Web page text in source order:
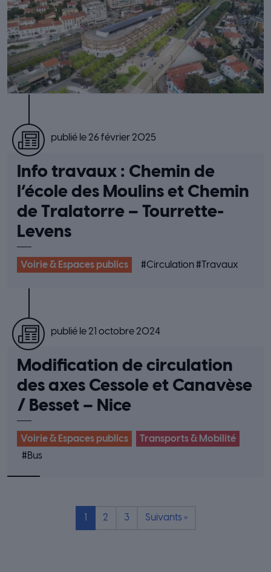
publié le 26 février 2025
Info travaux : Chemin de
l’école des Moulins et Chemin
de Tralatorre – Tourrette-
Levens
Voirie & Espaces publics #Circulation#Travaux
publié le 21 octobre 2024
Modification de circulation
des axes Cessole et Canavèse
/ Besset – Nice
Voirie & Espaces publics
Transports & Mobilité
#Bus
Pagination
1 2 3 Suivants »